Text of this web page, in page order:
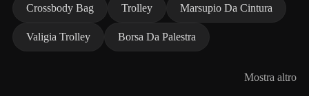
Crossbody Bag Trolley Marsupio Da Cintura
Valigia Trolley Borsa Da Palestra
Mostra altro